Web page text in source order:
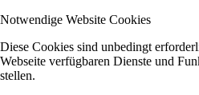
Notwendige Website Cookies
Diese Cookies sind unbedingt
Webseite verfügbaren Dienste und
stellen.